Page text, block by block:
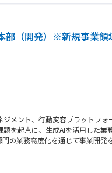
る経験
などの業界知見
ンジニアとの協働経験
ロジェクト推進経験
部（開発）※新規事業
メント、行動変容プラットフ
を起点に、生成AIを活用した
の業務高度化を通じて事業開発